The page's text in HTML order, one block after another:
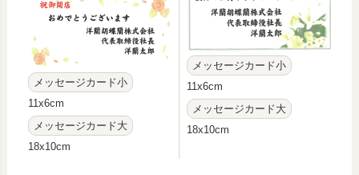
メッセージカード小
11x6cm
メッセージカード大
18x10cm
メッセージカード小
11x6cm
メッセージカード大
18x10cm